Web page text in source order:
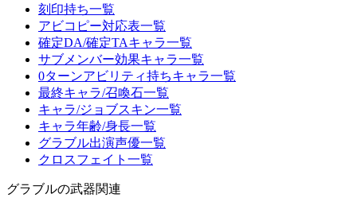
刻印持ち一覧
アビコピー対応表一覧
確定DA/確定TAキャラ一覧
サブメンバー効果キャラ一覧
0ターンアビリティ持ちキャラ一覧
最終キャラ/召喚石一覧
キャラ/ジョブスキン一覧
キャラ年齢/身長一覧
グラブル出演声優一覧
クロスフェイト一覧
グラブルの武器関連